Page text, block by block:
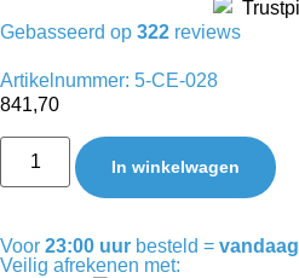
Gebasseerd op 322 reviews
Artikelnummer: 5-CE-028
841,70
In winkelwagen
Voor 23:00 uur besteld = vandaag
Veilig afrekenen met: